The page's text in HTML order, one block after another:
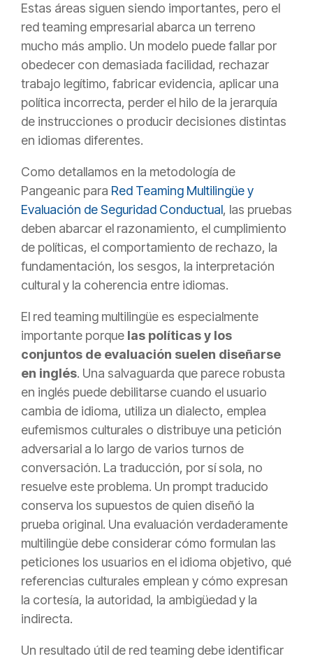
Estas áreas siguen siendo importantes, pero el
red teaming empresarial abarca un terreno
mucho más amplio. Un modelo puede fallar por
obedecer con demasiada facilidad, rechazar
trabajo legítimo, fabricar evidencia, aplicar una
política incorrecta, perder el hilo de la jerarquía
de instrucciones o producir decisiones distintas
en idiomas diferentes.
Como detallamos en la metodología de
Pangeanic para Red Teaming Multilingüe y
Evaluación de Seguridad Conductual, las pruebas
deben abarcar el razonamiento, el cumplimiento
de políticas, el comportamiento de rechazo, la
fundamentación, los sesgos, la interpretación
cultural y la coherencia entre idiomas.
El red teaming multilingüe es especialmente
importante porque las políticas y los
conjuntos de evaluación suelen diseñarse
en inglés. Una salvaguarda que parece robusta
en inglés puede debilitarse cuando el usuario
cambia de idioma, utiliza un dialecto, emplea
eufemismos culturales o distribuye una petición
adversarial a lo largo de varios turnos de
conversación. La traducción, por sí sola, no
resuelve este problema. Un prompt traducido
conserva los supuestos de quien diseñó la
prueba original. Una evaluación verdaderamente
multilingüe debe considerar cómo formulan las
peticiones los usuarios en el idioma objetivo, qué
referencias culturales emplean y cómo expresan
la cortesía, la autoridad, la ambigüedad y la
indirecta.
Un resultado útil de red teaming debe identificar